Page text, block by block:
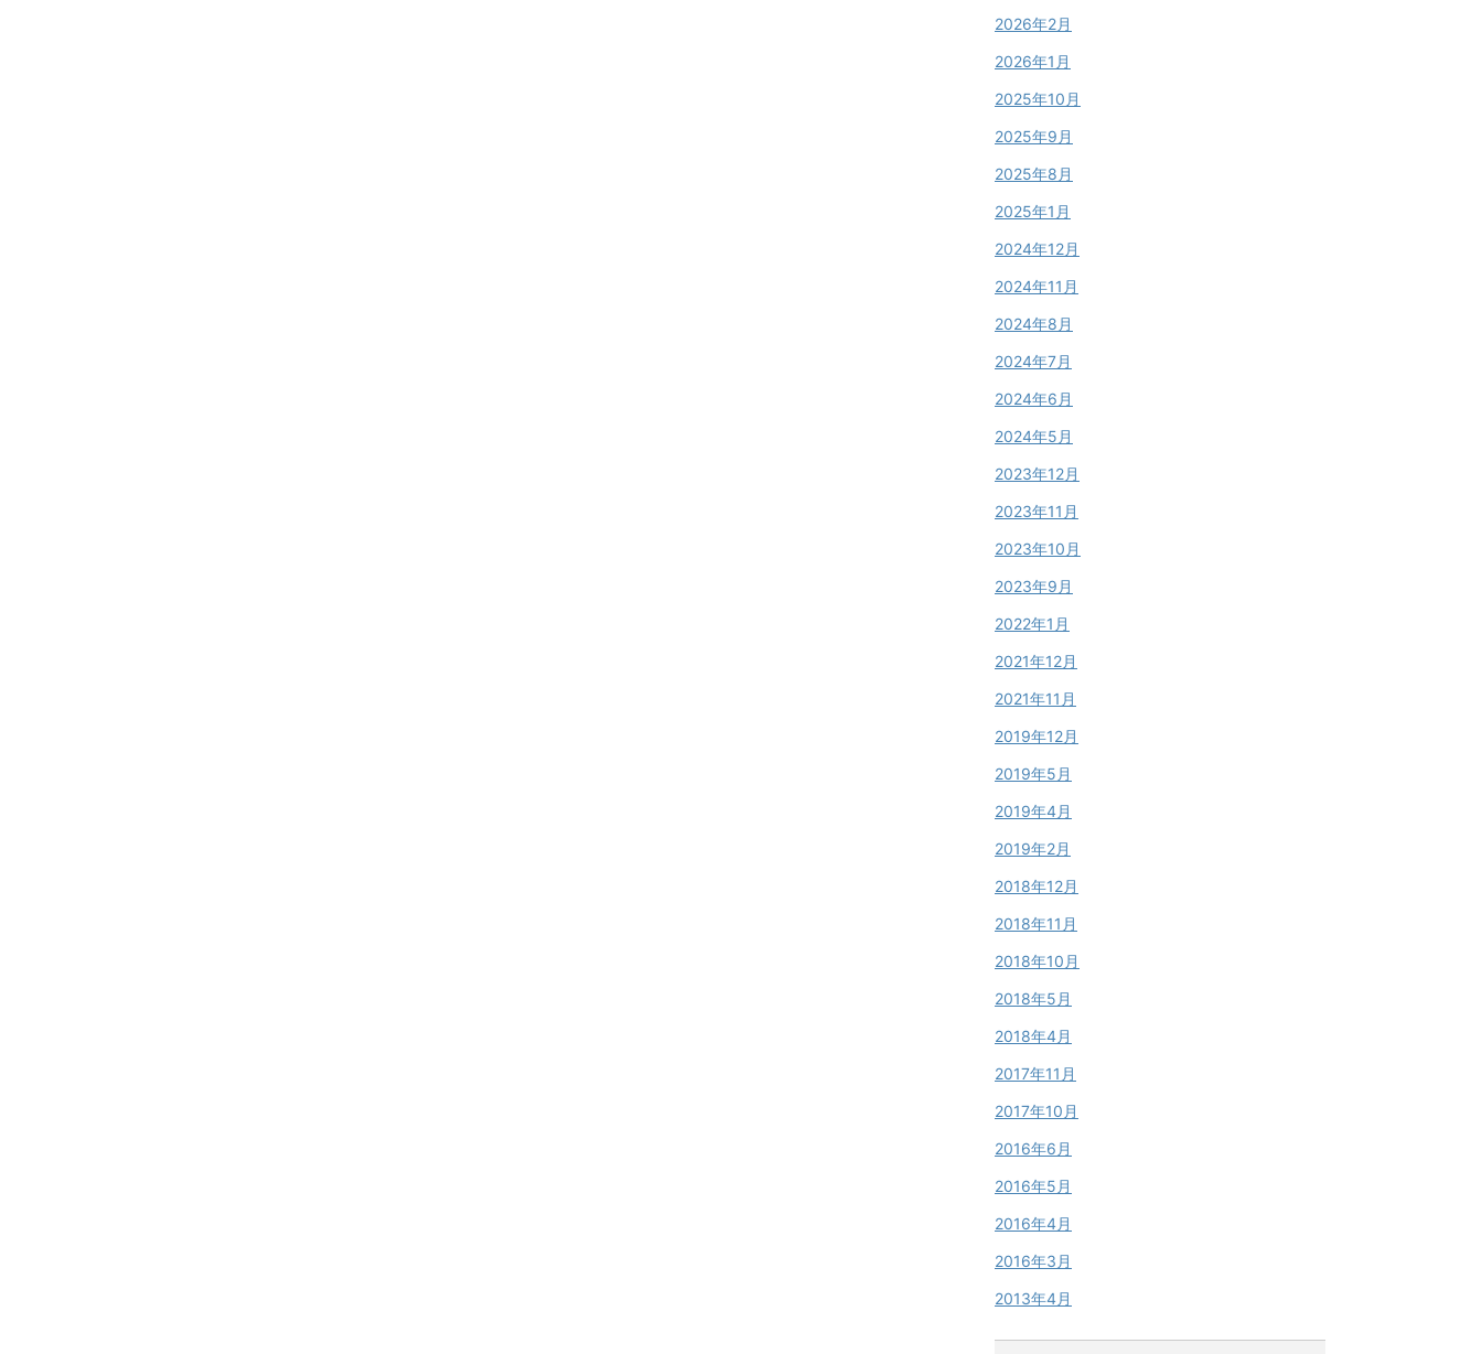
2026年2月
2026年1月
2025年10月
2025年9月
2025年8月
2025年1月
2024年12月
2024年11月
2024年8月
2024年7月
2024年6月
2024年5月
2023年12月
2023年11月
2023年10月
2023年9月
2022年1月
2021年12月
2021年11月
2019年12月
2019年5月
2019年4月
2019年2月
2018年12月
2018年11月
2018年10月
2018年5月
2018年4月
2017年11月
2017年10月
2016年6月
2016年5月
2016年4月
2016年3月
2013年4月